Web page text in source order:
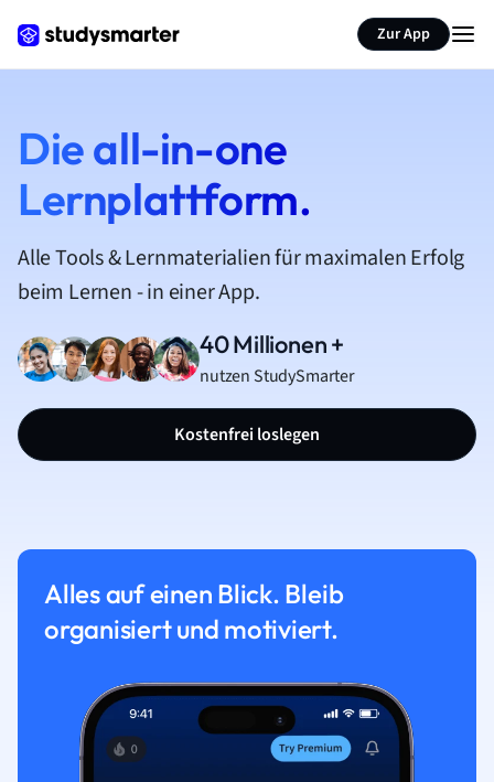
Zur App
Die all-in-one
Lernplattform.
Alle Tools & Lernmaterialien für maximalen Erfolg
beim Lernen - in einer App.
40 Millionen +
nutzen StudySmarter
Kostenfrei loslegen
Alles auf einen Blick. Bleib
organisiert und motiviert.